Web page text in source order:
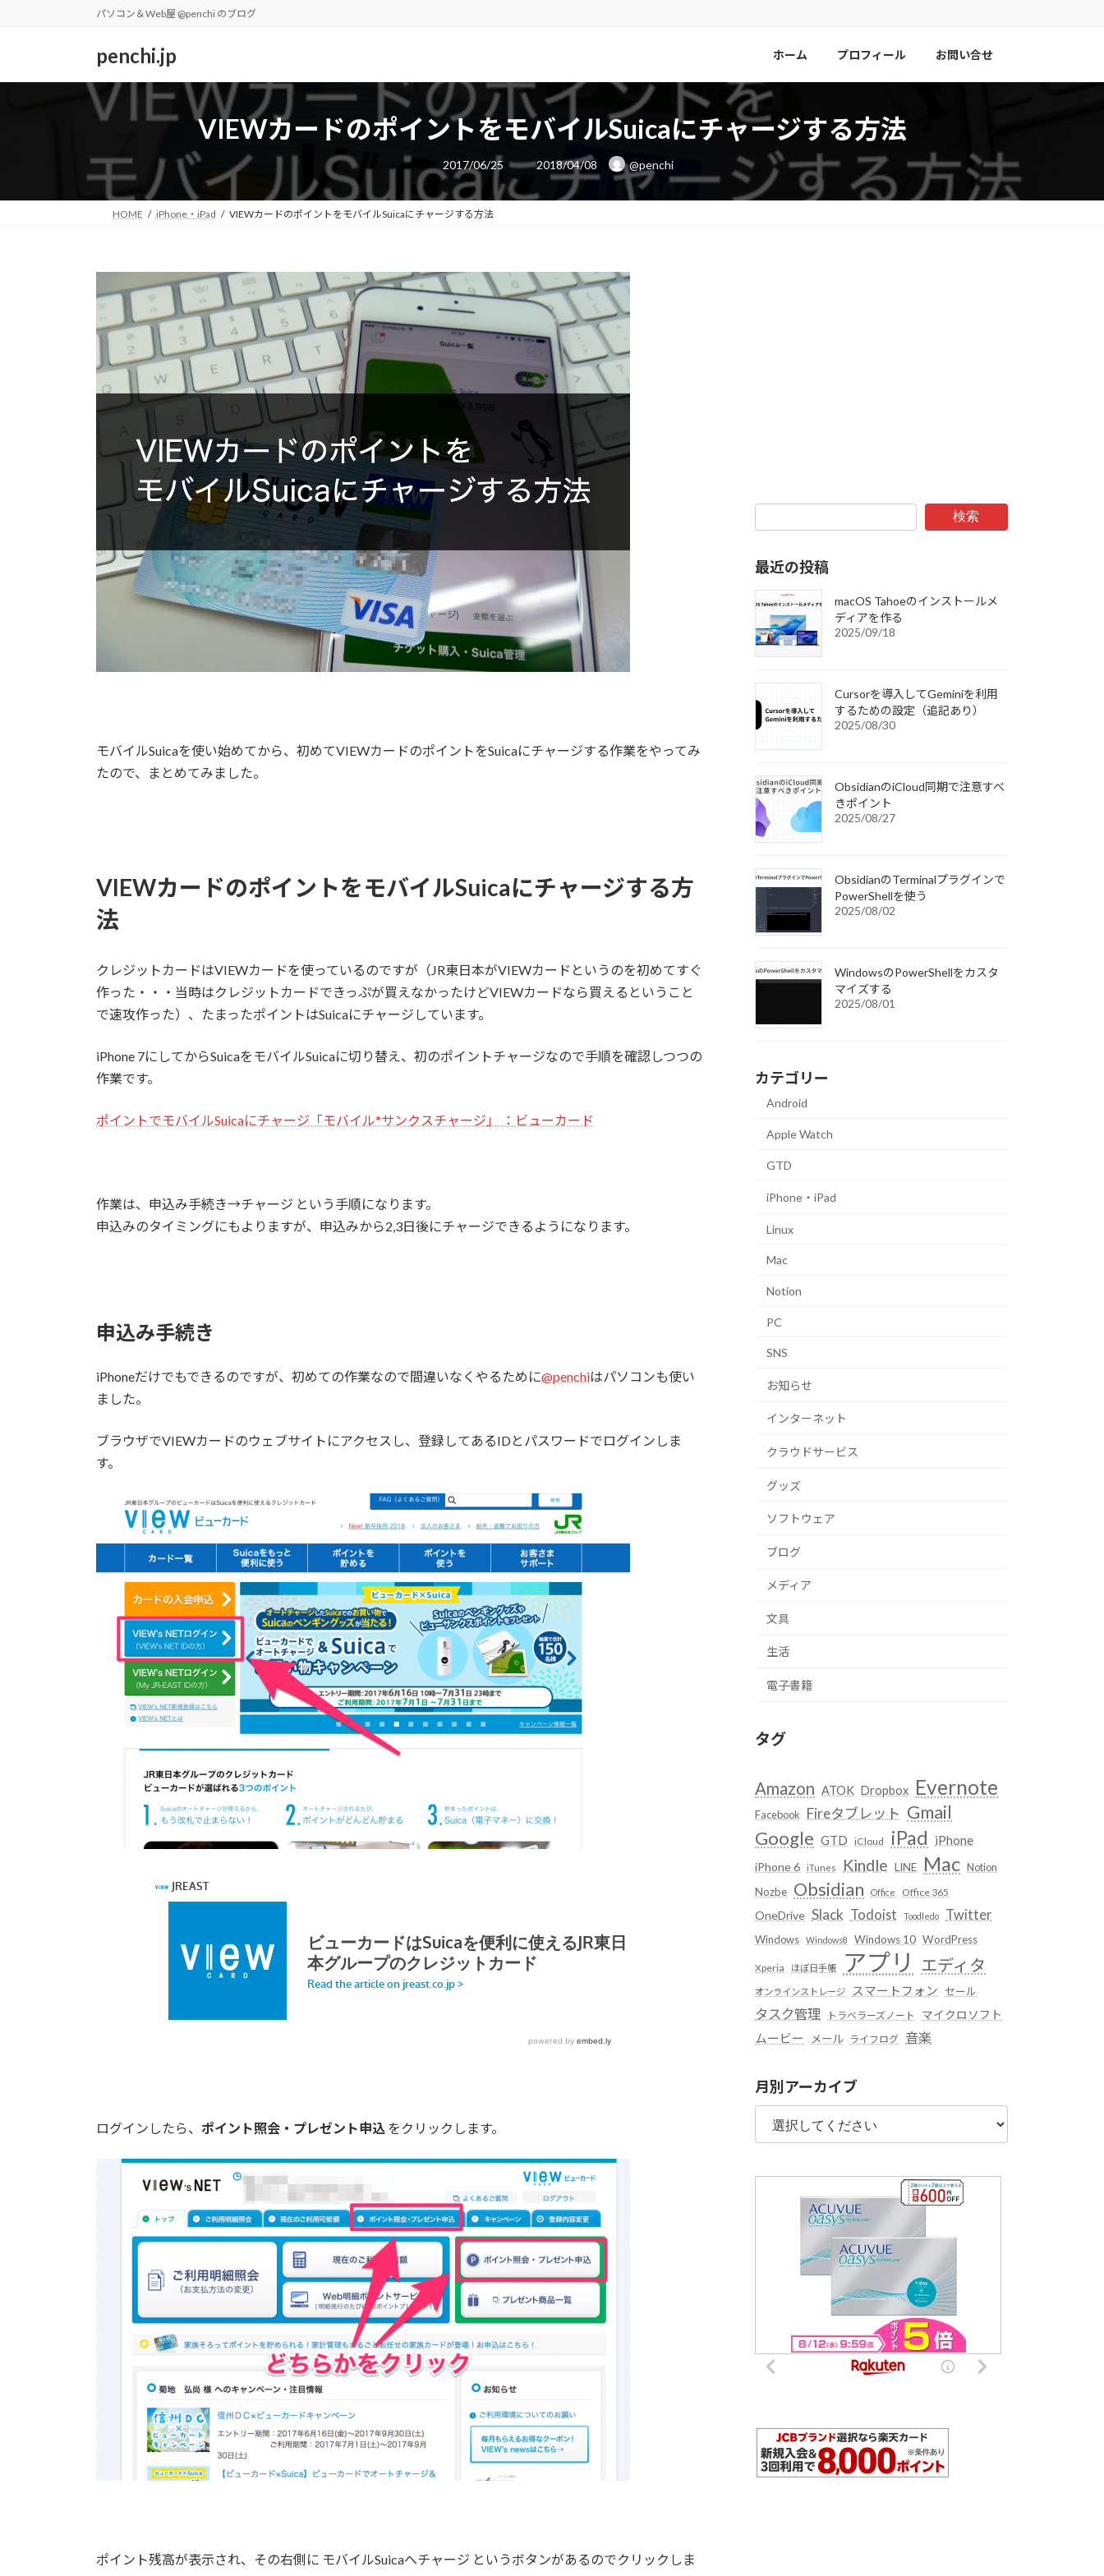
パソコン＆Web屋 @penchi のブログ
penchi.jp ホーム プロフィール お問い合せ
VIEWカードのポイントをモバイルSuicaにチャージする方法
2017/06/25
最
終
新
日
2018/04/08 @penchi
HOME iPhone・iPad VIEWカードのポイントをモバイルSuicaにチャージする方法
モバイルSuicaを使い始めてから、初めてVIEWカードのポイントをSuicaにチャージする作業をやってみ
たので、まとめてみました。
VIEWカードのポイントをモバイルSuicaにチャージする方
法
クレジットカードはVIEWカードを使っているのですが（JR東日本がVIEWカードというのを初めてすぐ
作った・・・当時はクレジットカードできっぷが買えなかったけどVIEWカードなら買えるということ
で速攻作った）、たまったポイントはSuicaにチャージしています。
iPhone 7にしてからSuicaをモバイルSuicaに切り替え、初のポイントチャージなので手順を確認しつつの
作業です。
ポイントでモバイルSuicaにチャージ「モバイル*サンクスチャージ」 ：ビューカード
作業は、申込み手続き→チャージ という手順になります。
申込みのタイミングにもよりますが、申込みから2,3日後にチャージできるようになります。
申込み手続き
iPhoneだけでもできるのですが、初めての作業なので間違いなくやるために@penchiはパソコンも使い
ました。
ブラウザでVIEWカードのウェブサイトにアクセスし、登録してあるIDとパスワードでログインしま
す。
ログインしたら、 ポイント照会・プレゼント申込 をクリックします。
ポイント残高が表示され、その右側に モバイルSuicaへチャージ というボタンがあるのでクリックしま
検索
最近の投稿
macOS Tahoeのインストールメ
ディアを作る
2025/09/18
Cursorを導入してGeminiを利用
するための設定（追記あり）
2025/08/30
ObsidianのiCloud同期で注意すべ
きポイント
2025/08/27
ObsidianのTerminalプラグインで
PowerShellを使う
2025/08/02
WindowsのPowerShellをカスタ
マイズする
2025/08/01
カテゴリー
Android
Apple Watch
GTD
iPhone・iPad
Linux
Mac
Notion
PC
SNS
お知らせ
インターネット
クラウドサービス
グッズ
ソフトウェア
ブログ
メディア
文具
生活
電子書籍
タグ
Amazon ATOK Dropbox Evernote
Facebook Fireタブレット Gmail
Google GTD iCloud iPad iPhone
iPhone 6 iTunes Kindle LINE Mac Notion
Nozbe Obsidian Office Office 365
OneDrive Slack Todoist Toodledo Twitter
Windows Windows8 Windows 10 WordPress
Xperia ほぼ日手帳 アプリ エディタ
オンラインストレージ スマートフォン セール
タスク管理 トラベラーズノート マイクロソフト
ムービー メール ライフログ 音楽
月別アーカイブ